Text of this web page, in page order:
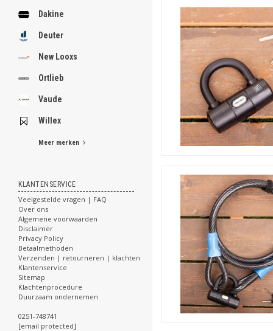
Dakine
Deuter
New Looxs
Ortlieb
Vaude
Willex
Meer merken
KLANTENSERVICE
Veelgestelde vragen | FAQ
Over ons
Algemene voorwaarden
Disclaimer
Privacy Policy
Betaalmethoden
Verzenden | retourneren | klachten
Klantenservice
Sitemap
Klachtenprocedure
Duurzaam ondernemen
0251-748741
[email protected]